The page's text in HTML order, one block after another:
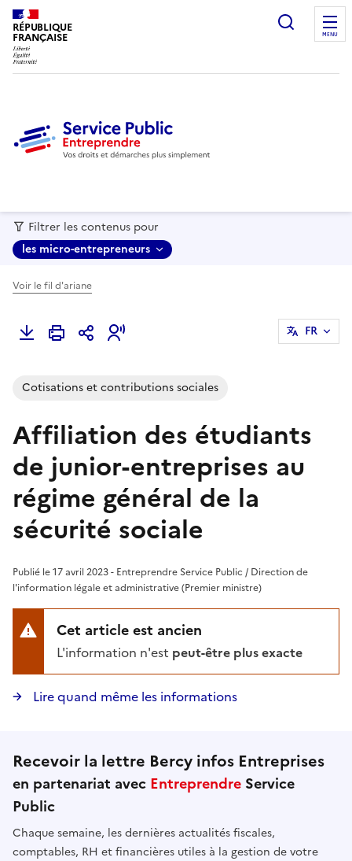
RÉPUBLIQUE
FRANÇAISE MENU
Filtrer les contenus pour
les micro-entrepreneurs
Voir le fil d'ariane
FR
Cotisations et contributions sociales
Affiliation des étudiants
de junior-entreprises au
régime général de la
sécurité sociale
Publié le 17 avril 2023 - Entreprendre Service Public / Direction de
l'information légale et administrative (Premier ministre)
Cet article est ancien
L'information n'est peut-être plus exacte
Lire quand même les informations
Recevoir la lettre Bercy infos Entreprises
en partenariat avec Entreprendre Service
Public
Chaque semaine, les dernières actualités fiscales,
comptables, RH et financières utiles à la gestion de votre